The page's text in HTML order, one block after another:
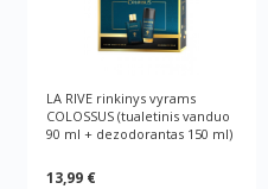
LA RIVE rinkinys vyrams
COLOSSUS (tualetinis vanduo
90 ml + dezodorantas 150 ml)
13,99 €